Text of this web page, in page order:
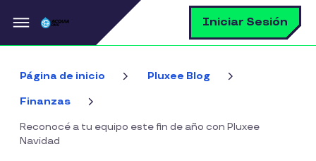
Pasar al contenido principal Iniciar Sesión
Página de inicio Pluxee Blog
Finanzas
Reconocé a tu equipo este fin de año con Pluxee
Navidad